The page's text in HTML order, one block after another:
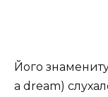
Його
a dream)